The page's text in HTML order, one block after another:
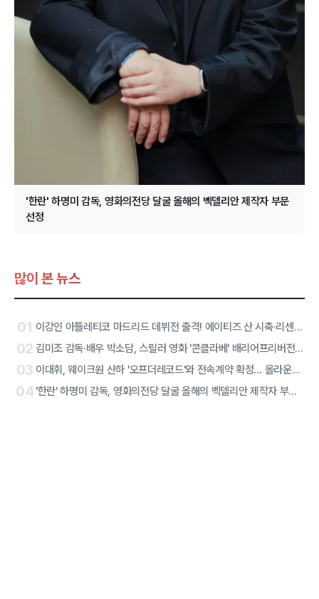
'한란' 하명미 감독, 영화의전당 달굴 올해의 벡델리안 제작자 부문
선정
많이 본 뉴스
01 이강인 아틀레티코 마드리드 데뷔전 출격! 에이티즈 산 시축·리센느 하프타임 공연 확정
02 김미조 감독·배우 박소담, 스릴러 영화 '콘클라베' 배리어프리버전 합류
03 이대휘, 웨이크원 산하 '오프더레코드'와 전속계약 확정… 올라운더 아티스트 솔로 2막 시작
04 '한란' 하명미 감독, 영화의전당 달굴 올해의 벡델리안 제작자 부문 선정